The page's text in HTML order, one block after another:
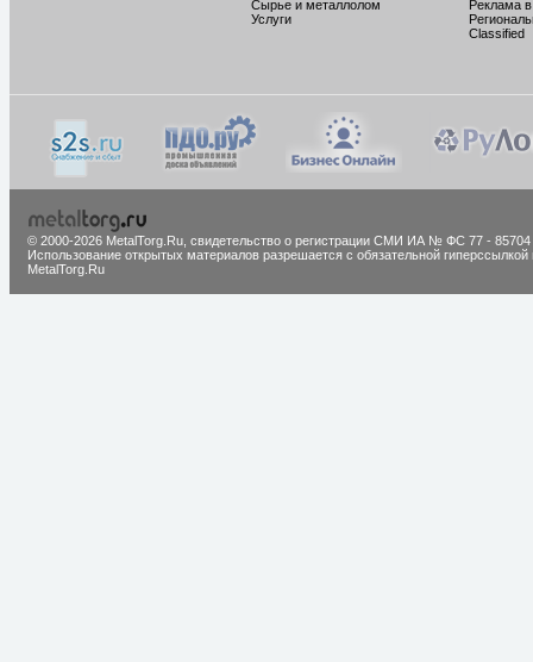
Сырье и металлолом
Услуги
Реклама
Classified
© 2000-2026 MetalTorg.Ru, cвидетельство о регистрации СМИ ИА № ФС 77 - 85704
Использование открытых материалов разрешается с обязательной гиперссылкой
MetalTorg.Ru